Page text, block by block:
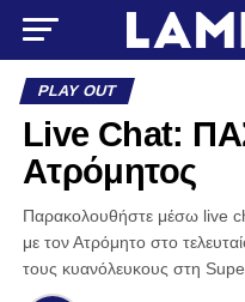
PLAY OUT
Live Chat:
Ατρόμητος
Παρακολουθήστε μέσω live
με τον Ατρόμητο στο
τους κυανόλευκους στη